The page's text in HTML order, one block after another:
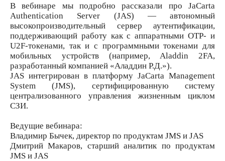
В вебинаре мы подробно рассказали про JaCarta
Authentication Server (JAS) — автономный
высокопроизводительный сервер аутентификации,
поддерживающий работу как с аппаратными OTP- и
U2F-токенами, так и с программными токенами для
мобильных устройств (например, Aladdin 2FA,
разработанный компанией «Аладдин Р.Д.»).
JAS интегрирован в платформу JaCarta Management
System (JMS), сертифицированную систему
централизованного управления жизненным циклом
СЗИ.
Ведущие вебинара:
Владимир Бычек, директор по продуктам JMS и JAS
Дмитрий Макаров, старший аналитик по продуктам
JMS и JAS